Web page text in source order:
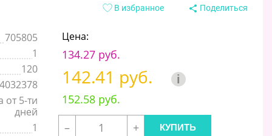
В избранное Поделиться
705805
1
120
от 5-ти
дней
1
Цена:
134.27 руб.
142.41 руб. i
152.58 руб.
–
+